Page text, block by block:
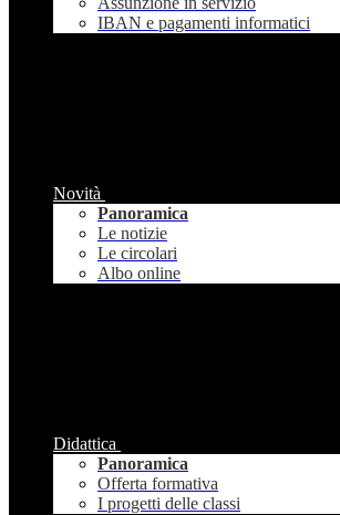
IBAN e pagamenti informatici
Novità
Panoramica
Le notizie
Le circolari
Albo online
Didattica
Panoramica
Offerta formativa
I progetti delle classi